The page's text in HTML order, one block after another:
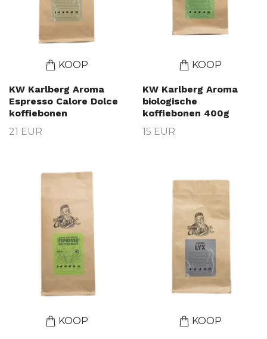
KOOP
KW Karlberg Aroma
Espresso Calore Dolce
koffiebonen
21 EUR
KOOP
KW Karlberg Aroma
biologische
koffiebonen 400g
15 EUR
KOOP KOOP